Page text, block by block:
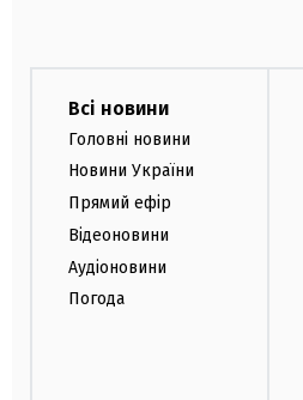
Всі новини
Головні новини
Новини України
Прямий ефір
Відеоновини
Аудіоновини
Погода